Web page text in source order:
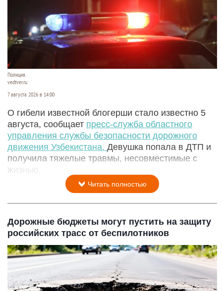
Полиция.
vedtver.ru
7 августа 2026 в 14:00
О гибели известной блогерши стало известно 5
августа, сообщает пресс-служба областного
управления службы безопасности дорожного
движения Узбекистана. Девушка попала в ДТП и
получила тяжелые травмы, несовместимые с
жизнью.
Читать полностью
Дорожные бюджеты могут пустить на защиту
российских трасс от беспилотников